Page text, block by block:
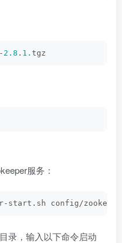
2.8 . 1. tgz
服务：
start.sh config/
录，输入以下命令启动